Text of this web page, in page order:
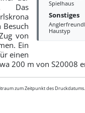
Spielhaus
Sonstiges
Haustyp
Das
von
Ein
einen
200 m von S20008
zum Zeitpunkt des